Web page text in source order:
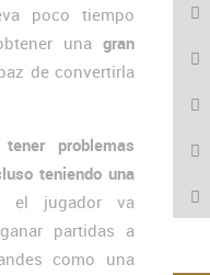
poco tiempo
unagran
de convertirla
problemas
teniendo una
el jugador va
partidas a
como una